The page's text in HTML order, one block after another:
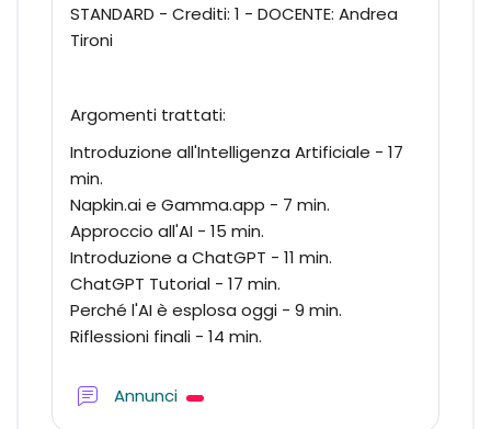
STANDARD - Crediti: 1 - DOCENTE: Andrea
Tironi
Argomenti trattati:
Introduzione all'Intelligenza Artificiale - 17
min.
Napkin.ai e Gamma.app - 7 min.
Approccio all'AI - 15 min.
Introduzione a ChatGPT - 11 min.
ChatGPT Tutorial - 17 min.
Perché l'AI è esplosa oggi - 9 min.
Riflessioni finali - 14 min.
Annunci Forum